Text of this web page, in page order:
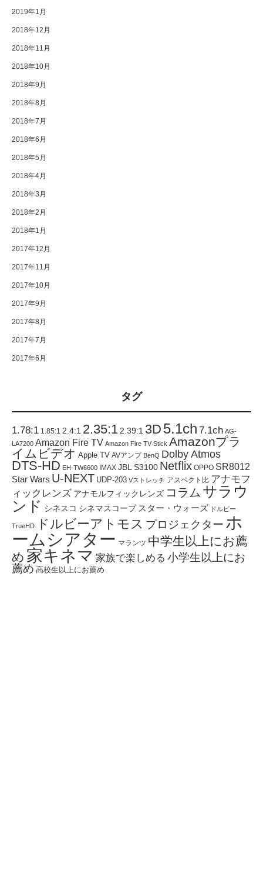
2019年1月
2018年12月
2018年11月
2018年10月
2018年9月
2018年8月
2018年7月
2018年6月
2018年5月
2018年4月
2018年3月
2018年2月
2018年1月
2017年12月
2017年11月
2017年10月
2017年9月
2017年8月
2017年7月
2017年6月
タグ
1.78:1 1.85:1 2.4:1 2.35:1 2.39:1 3D 5.1ch 7.1ch AG-
LA7200 Amazon Fire TV Amazon Fire TV Stick Amazonプラ
イムビデオ Apple TV AVアンプ BenQ Dolby Atmos
DTS-HD EH-TW6600 IMAX JBL S3100 Netflix OPPO SR8012
Star Wars U-NEXT UDP-203 Vストレッチ アスペクト比 アナモフ
ィックレンズ アナモルフィックレンズ コラム サラウ
ンド シネスコ シネマスコープ スター・ウォーズ ドルビー
TrueHD ドルビーアトモス プロジェクター ホ
ームシアター マランツ 中学生以上にお薦
め 家キネマ 家族で楽しめる 小学生以上にお
薦め 高校生以上にお薦め